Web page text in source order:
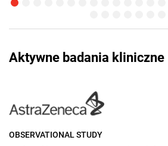
Aktywne badania kliniczne
OBSERVATIONAL STUDY